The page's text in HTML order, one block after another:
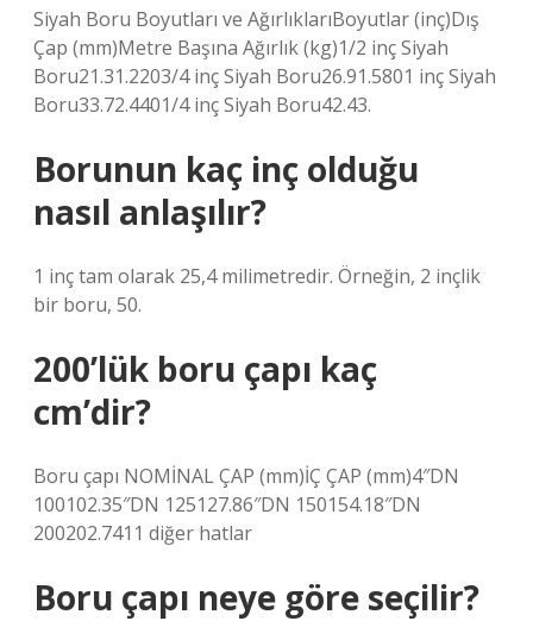
Siyah Boru Boyutları ve AğırlıklarıBoyutlar (inç)Dış
Çap (mm)Metre Başına Ağırlık (kg)1/2 inç Siyah
Boru21.31.2203/4 inç Siyah Boru26.91.5801 inç Siyah
Boru33.72.4401/4 inç Siyah Boru42.43.
Borunun kaç inç olduğu
nasıl anlaşılır?
1 inç tam olarak 25,4 milimetredir. Örneğin, 2 inçlik
bir boru, 50.
200’lük boru çapı kaç
cm’dir?
Boru çapı NOMİNAL ÇAP (mm)İÇ ÇAP (mm)4″DN
100102.35″DN 125127.86″DN 150154.18″DN
200202.7411 diğer hatlar
Boru çapı neye göre seçilir?